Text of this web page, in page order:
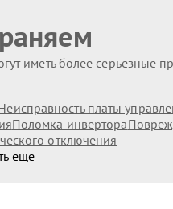
иметь более серьезные
платы
Поломка инвертора
отключения
еще